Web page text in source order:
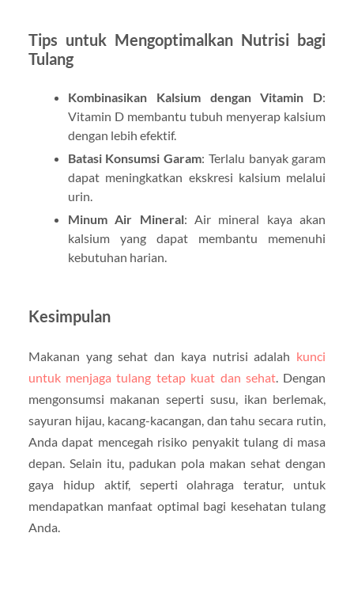
Tips untuk Mengoptimalkan Nutrisi bagi
Tulang
Kombinasikan Kalsium dengan Vitamin D:
Vitamin D membantu tubuh menyerap kalsium
dengan lebih efektif.
Batasi Konsumsi Garam: Terlalu banyak garam
dapat meningkatkan ekskresi kalsium melalui
urin.
Minum Air Mineral: Air mineral kaya akan
kalsium yang dapat membantu memenuhi
kebutuhan harian.
Kesimpulan
Makanan yang sehat dan kaya nutrisi adalah kunci
untuk menjaga tulang tetap kuat dan sehat. Dengan
mengonsumsi makanan seperti susu, ikan berlemak,
sayuran hijau, kacang-kacangan, dan tahu secara rutin,
Anda dapat mencegah risiko penyakit tulang di masa
depan. Selain itu, padukan pola makan sehat dengan
gaya hidup aktif, seperti olahraga teratur, untuk
mendapatkan manfaat optimal bagi kesehatan tulang
Anda.